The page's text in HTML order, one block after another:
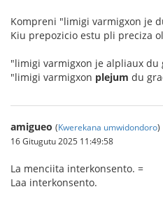
Kompreni "limigi varmigxon je
Kiu prepozicio estu pli preciza
"limigi varmigxon je alpliaux du
"limigi varmigxon plejum du
amigueo (Kwerekana umwidondoro)
16 Gitugutu 2025 11:49:58
La menciita interkonsento. =
Laa interkonsento.